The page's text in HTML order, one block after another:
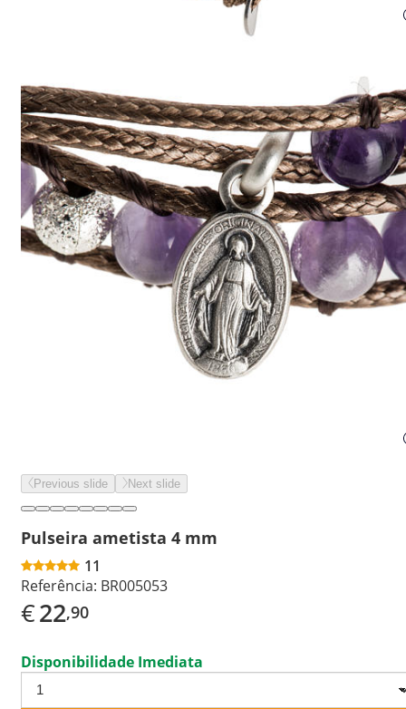
Previous slide Next slide
Pulseira ametista 4 mm
11
Referência: BR005053
€22,90
Disponibilidade Imediata